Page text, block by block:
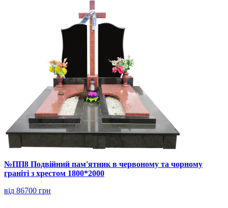
№ПП8 Подвійний пам'ятник в червоному та чорному
граніті з хрестом 1800*2000
від 86700 грн